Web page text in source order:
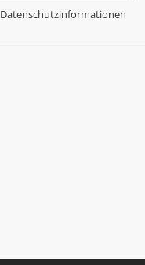
Datenschutzinformationen